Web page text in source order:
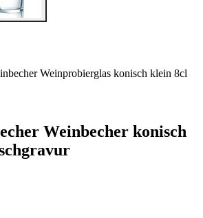
Weinprobierglas konisch klein 8cl
Weinbecher konisch